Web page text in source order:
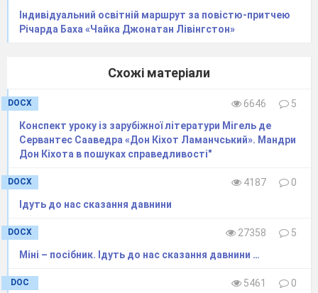
Індивідуальний освітній маршрут за повістю-притчею
Річарда Баха «Чайка Джонатан Лівінгстон»
Схожі матеріали
DOCX 6646
5
Конспект уроку із зарубіжної літератури Мігель де
Сервантес Сааведра «Дон Кіхот Ламанчський». Мандри
Дон Кіхота в пошуках справедливості"
DOCX 4187
0
Ідуть до нас сказання давнини
DOCX 27358
5
Міні – посібник. Ідуть до нас сказання давнини …
DOC 5461
0